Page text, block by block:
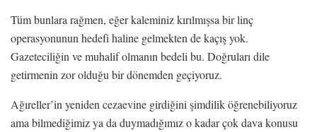
Tüm bunlara rağmen, eğer kaleminiz kırılmışsa bir linç
operasyonunun hedefi haline gelmekten de kaçış yok.
Gazeteciliğin ve muhalif olmanın bedeli bu. Doğruları dile
getirmenin zor olduğu bir dönemden geçiyoruz.
Ağıreller’in yeniden cezaevine girdiğini şimdilik öğrenebiliyoruz
ama bilmediğimiz ya da duymadığımız o kadar çok dava konusu